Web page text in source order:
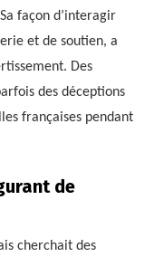
façon d’interagir
et de soutien, a
Des
des déceptions
françaises pendant
de
cherchait des